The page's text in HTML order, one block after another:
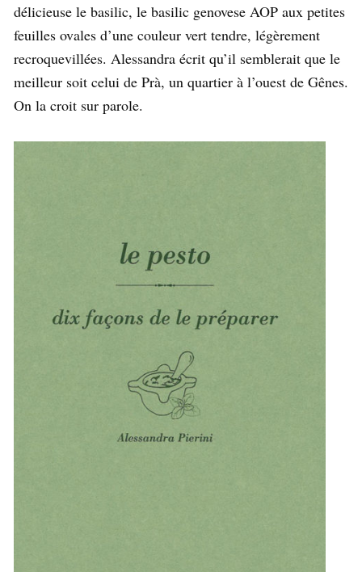
délicieuse le basilic, le basilic genovese AOP aux petites
feuilles ovales d’une couleur vert tendre, légèrement
recroquevillées. Alessandra écrit qu’il semblerait que le
meilleur soit celui de Prà, un quartier à l’ouest de Gênes.
On la croit sur parole.